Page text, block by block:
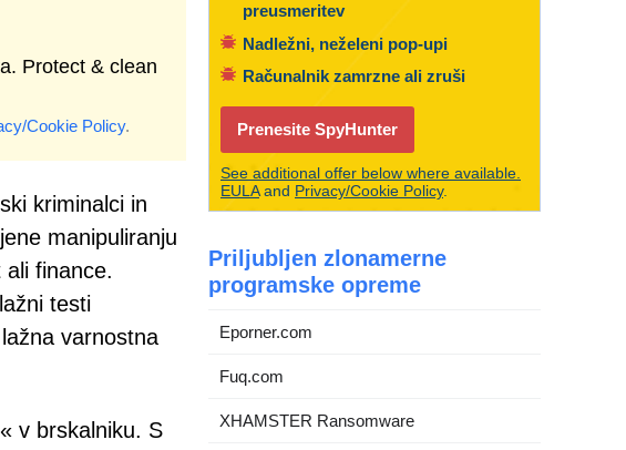
Protect & clean
Cookie Policy.
kriminalci in
manipuliranju
finance.
testi
varnostna
v brskalniku. S
preusmeritev
Nadležni, neželeni pop-upi
Računalnik zamrzne ali zruši
Prenesite SpyHunter
See additional offer below where available.
EULAand Privacy/Cookie Policy.
Priljubljen zlonamerne
programske opreme
Eporner.com
Fuq.com
XHAMSTER Ransomware